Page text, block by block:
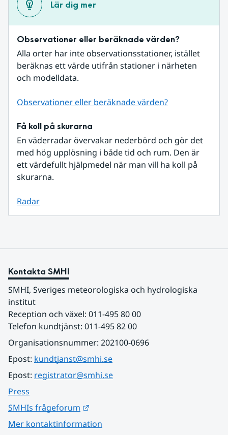
Lär dig mer
Observationer eller beräknade värden?
Alla orter har inte observationsstationer, istället
beräknas ett värde utifrån stationer i närheten
och modelldata.
Observationer eller beräknade värden?
Få koll på skurarna
En väderradar övervakar nederbörd och gör det
med hög upplösning i både tid och rum. Den är
ett värdefullt hjälpmedel när man vill ha koll på
skurarna.
Radar
Kontakta SMHI
SMHI, Sveriges meteorologiska och hydrologiska
institut
Reception och växel: 011-495 80 00
Telefon kundtjänst: 011-495 82 00
Organisationsnummer: 202100-0696
Epost: kundtjanst@smhi.se
Epost: registrator@smhi.se
Press
SMHIs frågeforum
Mer kontaktinformation